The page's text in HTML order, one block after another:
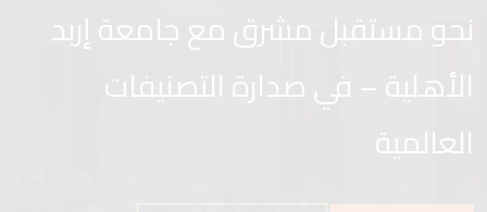
نحو مستقبل مشرق مع جامعة إربد
الأهلية – في صدارة التصنيفات
العالمية
مع جامعة إربد الأهلية – انطلق في
مسيرتك الأكاديمية في بيئة تحفز
الإبداع